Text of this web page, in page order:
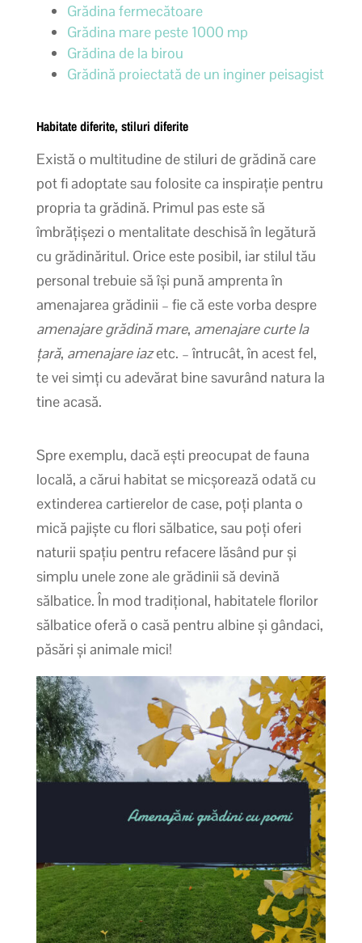
Grădina fermecătoare
Grădina mare peste 1000 mp
Grădina de la birou
Grădină proiectată de un inginer peisagist
Habitate diferite, stiluri diferite
Există o multitudine de stiluri de grădină care
pot fi adoptate sau folosite ca inspirație pentru
propria ta grădină. Primul pas este să
îmbrățișezi o mentalitate deschisă în legătură
cu grădinăritul. Orice este posibil, iar stilul tău
personal trebuie să își pună amprenta în
amenajarea grădinii – fie că este vorba despre
amenajare grădină mare, amenajare curte la
țară, amenajare iazetc. – întrucât, în acest fel,
te vei simți cu adevărat bine savurând natura la
tine acasă.
Spre exemplu, dacă ești preocupat de fauna
locală, a cărui habitat se micșorează odată cu
extinderea cartierelor de case, poți planta o
mică pajiște cu flori sălbatice, sau poți oferi
naturii spațiu pentru refacere lăsând pur și
simplu unele zone ale grădinii să devină
sălbatice. În mod tradițional, habitatele florilor
sălbatice oferă o casă pentru albine și gândaci,
păsări și animale mici!